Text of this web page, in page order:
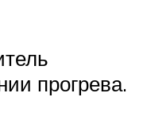
прогрева.